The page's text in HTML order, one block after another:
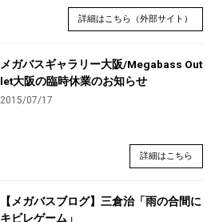
詳細はこちら（外部サイト）
メガバスギャラリー大阪/Megabass Out
let大阪の臨時休業のお知らせ
2015/07/17
詳細はこちら
【メガバスブログ】三倉治「雨の合間に
キビレゲーム」